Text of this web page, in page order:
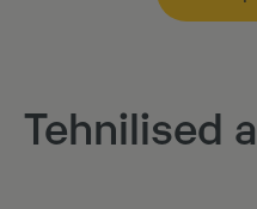
Tehnilised